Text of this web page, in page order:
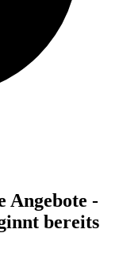
Angebote -
bereits